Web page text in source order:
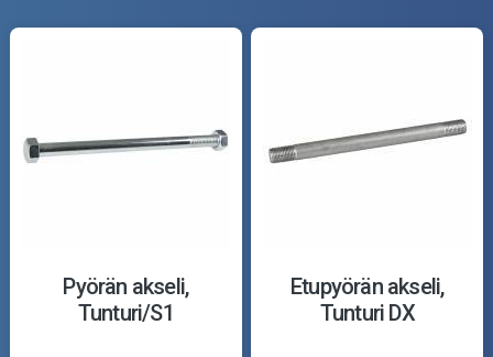
Pyörän akseli,
Tunturi/S1
Etupyörän akseli,
Tunturi DX